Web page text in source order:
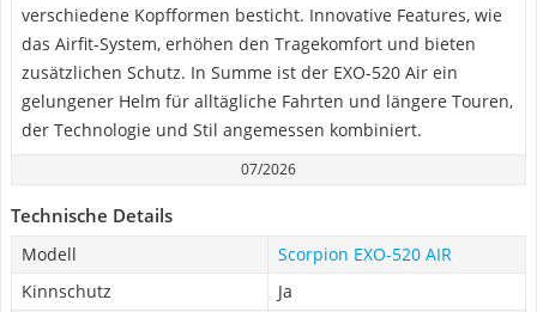
verschiedene Kopfformen besticht. Innovative Features, wie
das Airfit-System, erhöhen den Tragekomfort und bieten
zusätzlichen Schutz. In Summe ist der EXO-520 Air ein
gelungener Helm für alltägliche Fahrten und längere Touren,
der Technologie und Stil angemessen kombiniert.
07/2026
Technische Details
Modell
Scorpion EXO-520 AIR
Kinnschutz
Ja